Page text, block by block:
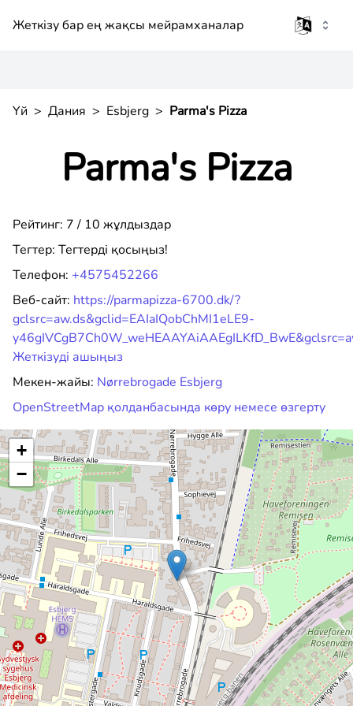
Жеткізу бар ең жақсы мейрамханалар
Үй > Дания > Esbjerg > Parma's Pizza
Parma's Pizza
Рейтинг: 7 / 10 жұлдыздар
Тегтер: Тегтерді қосыңыз!
Телефон: +4575452266
Веб-сайт: https://parmapizza-6700.dk/?
gclsrc=aw.ds&gclid=EAIaIQobChMI1eLE9-
Жеткізуді ашыңыз
Мекен-жайы: Nørrebrogade Esbjerg
OpenStreetMap қолданбасында көру немесе өзгерту
+
−